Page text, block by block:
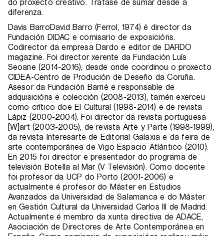
do proxecto creativo. Trátase de sumar desde a
diferenza.
Davis BarroDavid Barro (Ferrol, 1974) é director da
Fundación DIDAC e comisario de exposicións.
Codirector da empresa Dardo e editor de DARDO
magazine. Foi director xerente da Fundación Luís
Seoane (2014-2016), desde onde coordinou o proxecto
CIDEA-Centro de Produción de Deseño da Coruña.
Asesor da Fundación Barrié e responsable de
adquisicións e colección (2008-2013), tamén exerceu
como crítico doe El Cultural (1998-2014) e de revista
Lápiz (2000-2004). Foi director da revista portuguesa
[W]art (2003-2005), de revista Arte y Parte (1998-1999),
da revista Interesarte de Editorial Galaxia e da feira de
arte contemporánea de Vigo Espacio Atlántico (2010).
En 2015 foi director e presentador do programa de
televisión Botella al Mar (V Televisión). Como docente
foi profesor da UCP do Porto (2001-2006) e
actualmente é profesor do Máster en Estudios
Avanzados da Universidad de Salamanca e do Máster
en Gestión Cultural da Universidad Carlos III de Madrid.
Actualmente é membro da xunta directiva de ADACE,
Asociación de Directores de Arte Contemporánea en